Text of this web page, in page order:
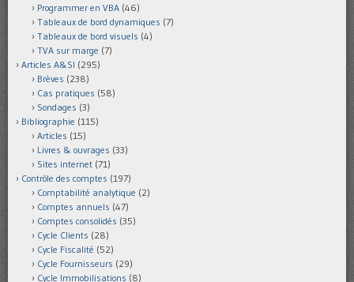
Programmer en VBA (46)
Tableaux de bord dynamiques (7)
Tableaux de bord visuels (4)
TVA sur marge (7)
Articles A&SI (295)
Brèves (238)
Cas pratiques (58)
Sondages (3)
Bibliographie (115)
Articles (15)
Livres & ouvrages (33)
Sites internet (71)
Contrôle des comptes (197)
Comptabilité analytique (2)
Comptes annuels (47)
Comptes consolidés (35)
Cycle Clients (28)
Cycle Fiscalité (52)
Cycle Fournisseurs (29)
Cycle Immobilisations (8)